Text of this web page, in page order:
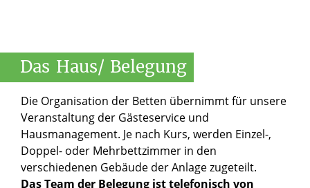
Das Haus/ Belegung
Die Organisation der Betten übernimmt für unsere
Veranstaltung der Gästeservice und
Hausmanagement. Je nach Kurs, werden Einzel-,
Doppel- oder Mehrbettzimmer in den
verschiedenen Gebäude der Anlage zugeteilt.
Das Team der Belegung ist telefonisch von